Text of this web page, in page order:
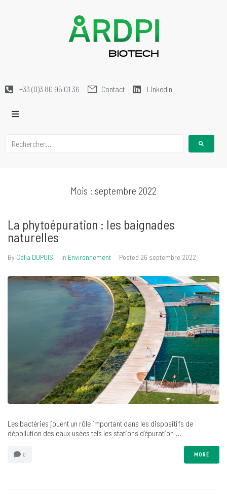
+33 (0)3 80 95 01 36 Contact LinkedIn
Mois : septembre 2022
La phytoépuration : les baignades
naturelles
By Célia DUPUIS In Environnement Posted 26 septembre 2022
Les bactéries jouent un rôle important dans les dispositifs de
dépollution des eaux usées tels les stations d’épuration ...
0 MORE